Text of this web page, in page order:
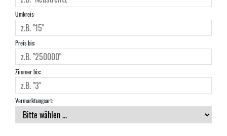
Umkreis:
Preis bis:
Zimmer bis:
Vermarktungsart: